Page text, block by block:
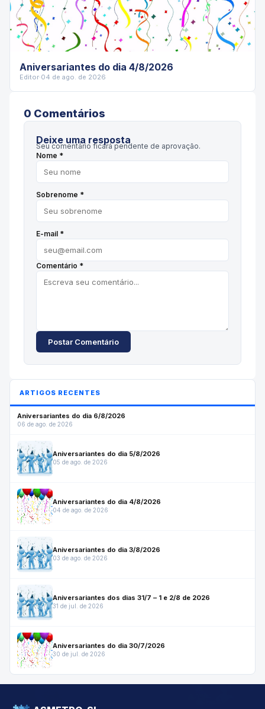
Aniversariantes do dia 4/8/2026
Editor·04 de ago. de 2026
0 Comentários
Deixe uma resposta
Seu comentário ficará pendente de aprovação.
Nome *
Sobrenome *
E-mail *
Comentário *
Postar Comentário
ARTIGOS RECENTES
Aniversariantes do dia 6/8/2026
06 de ago. de 2026
Aniversariantes do dia 5/8/2026
05 de ago. de 2026
Aniversariantes do dia 4/8/2026
04 de ago. de 2026
Aniversariantes do dia 3/8/2026
03 de ago. de 2026
Aniversariantes dos dias 31/7 – 1 e 2/8 de 2026
31 de jul. de 2026
Aniversariantes do dia 30/7/2026
30 de jul. de 2026